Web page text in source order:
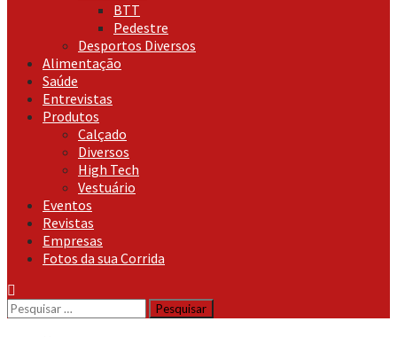
BTT
Pedestre
Desportos Diversos
Alimentação
Saúde
Entrevistas
Produtos
Calçado
Diversos
High Tech
Vestuário
Eventos
Revistas
Empresas
Fotos da sua Corrida
Pesquisar
por: